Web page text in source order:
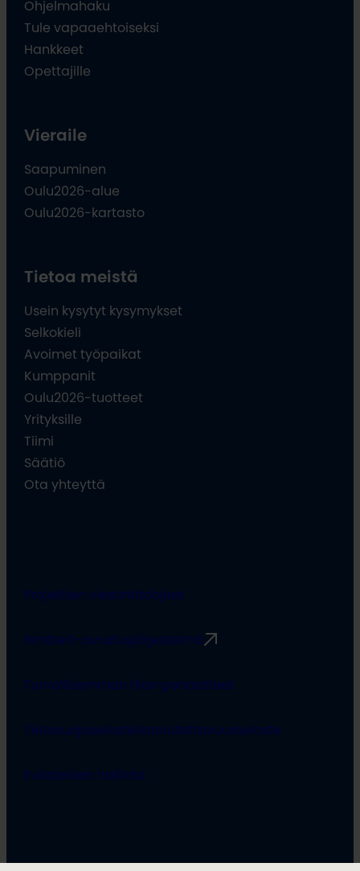
Ohjelmahaku
Tule vapaaehtoiseksi
Hankkeet
Opettajille
Vieraile
Saapuminen
Oulu2026-alue
Oulu2026-kartasto
Tietoa meistä
Usein kysytyt kysymykset
Selkokieli
Avoimet työpaikat
Kumppanit
Oulu2026-tuotteet
Yrityksille
Tiimi
Säätiö
Ota yhteyttä
Projektien viestintäohjeet
Rimbert-avustusjärjestelmä
Turvallisemman tilan periaatteet
TietosuojaselosteSaavutettavuusseloste
Evästeiden hallinta